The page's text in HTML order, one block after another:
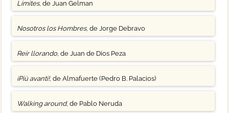
Límites, de Juan Gelman
Nosotros los Hombres, de Jorge Debravo
Reír llorando, de Juan de Dios Peza
¡Più avanti!, de Almafuerte (Pedro B. Palacios)
Walking around, de Pablo Neruda